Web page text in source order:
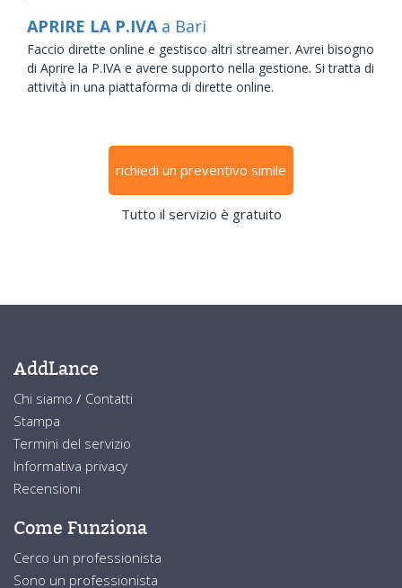
APRIRE LA P.IVA a Bari
Faccio dirette online e gestisco altri streamer. Avrei bisogno
di Aprire la P.IVA e avere supporto nella gestione. Si tratta di
attività in una piattaforma di dirette online.
richiedi un preventivo simile
Tutto il servizio è gratuito
AddLance
Chi siamo / Contatti
Stampa
Termini del servizio
Informativa privacy
Recensioni
Come Funziona
Cerco un professionista
Sono un professionista